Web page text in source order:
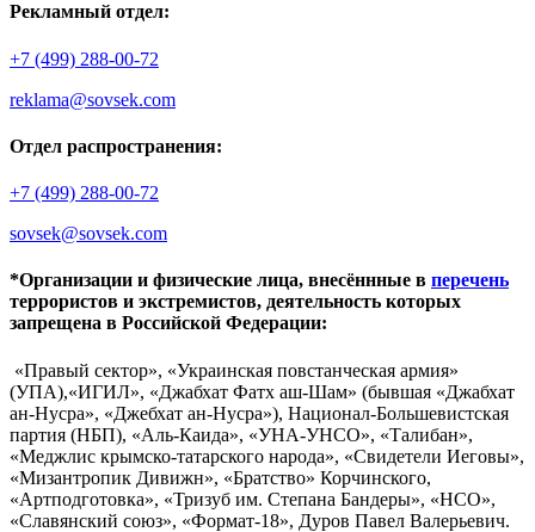
Рекламный отдел:
+7 (499) 288-00-72
reklama@sovsek.com
Отдел распространения:
+7 (499) 288-00-72
sovsek@sovsek.com
*Организации и физические лица, внесённные в перечень
террористов и экстремистов, деятельность которых
запрещена в Российской Федерации:
«Правый сектор», «Украинская повстанческая армия»
(УПА),«ИГИЛ», «Джабхат Фатх аш-Шам» (бывшая «Джабхат
ан-Нусра», «Джебхат ан-Нусра»), Национал-Большевистская
партия (НБП), «Аль-Каида», «УНА-УНСО», «Талибан»,
«Меджлис крымско-татарского народа», «Свидетели Иеговы»,
«Мизантропик Дивижн», «Братство» Корчинского,
«Артподготовка», «Тризуб им. Степана Бандеры», «НСО»,
«Славянский союз», «Формат-18», Дуров Павел Валерьевич.